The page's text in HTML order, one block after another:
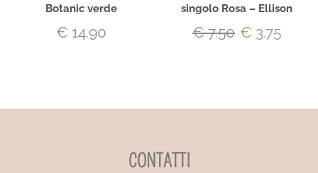
Botanic verde
€ 14.90
singolo Rosa – Ellison
€7.50 € 3.75
CONTATTI